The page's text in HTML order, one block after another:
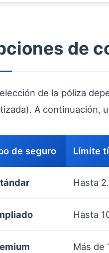
de
de la póliza
A continuación,
de seguro Límite
Hasta
Hasta
Más de